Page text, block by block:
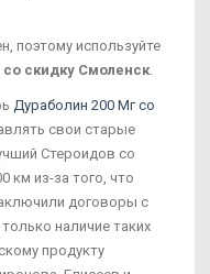
поэтому используйте
скидку Смоленск
Дураболин 200 Мг со
свои старые
Стероидов со
км из-за того, что
договоры с
наличие таких
продукту